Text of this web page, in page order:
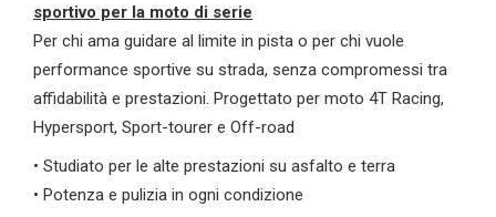
sportivo per la moto di serie
Per chi ama guidare al limite in pista o per chi vuole
performance sportive su strada, senza compromessi tra
affidabilità e prestazioni. Progettato per moto 4T Racing,
Hypersport, Sport-tourer e Off-road
• Studiato per le alte prestazioni su asfalto e terra
• Potenza e pulizia in ogni condizione